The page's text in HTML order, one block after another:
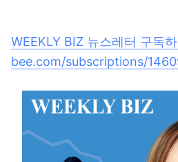
WEEKLY BIZ 뉴스레터 구독
bee.com/subscriptions/